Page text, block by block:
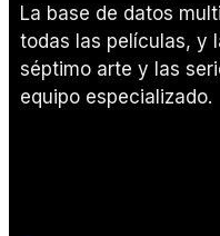
La base de datos
todas las películas, y
séptimo arte y las
equipo especializado.